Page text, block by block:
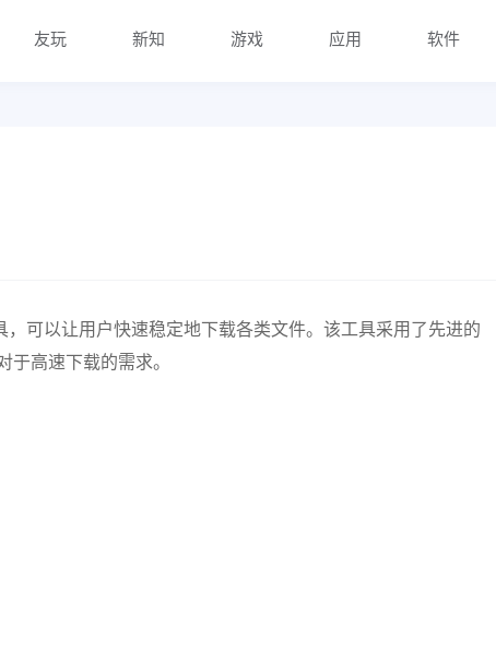
友玩 新知 游戏 应用 软件
可以让用户快速稳定地下载各类文件。该工具采用了先进的
于高速下载的需求。